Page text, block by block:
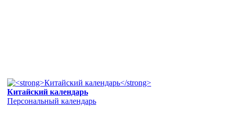
Китайский календарь
Персональный календарь